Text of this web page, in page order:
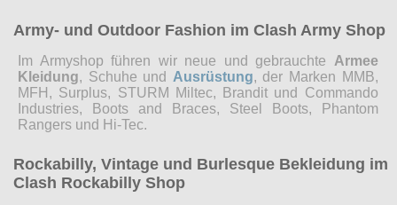
Army- und Outdoor Fashion im Clash Army Shop
Im Armyshop führen wir neue und gebrauchte Armee
Kleidung, Schuhe und Ausrüstung, der Marken MMB,
MFH, Surplus, STURM Miltec, Brandit und Commando
Industries, Boots and Braces, Steel Boots, Phantom
Rangers und Hi-Tec.
Rockabilly, Vintage und Burlesque Bekleidung im
Clash Rockabilly Shop